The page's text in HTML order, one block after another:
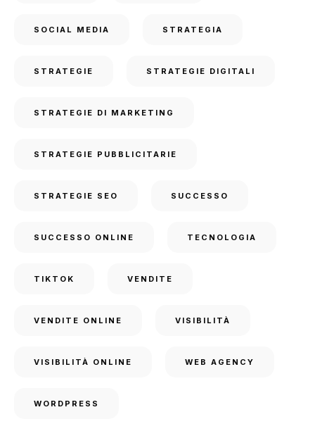
SOCIAL MEDIA STRATEGIA
STRATEGIE STRATEGIE DIGITALI
STRATEGIE DI MARKETING
STRATEGIE PUBBLICITARIE
STRATEGIE SEO SUCCESSO
SUCCESSO ONLINE TECNOLOGIA
TIKTOK VENDITE
VENDITE ONLINE VISIBILITÀ
VISIBILITÀ ONLINE WEB AGENCY
WORDPRESS